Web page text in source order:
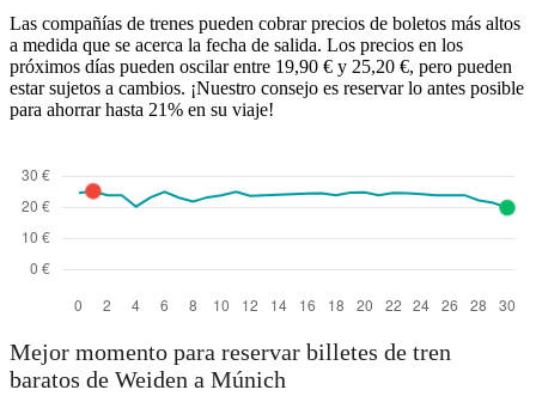
Las compañías de trenes pueden cobrar precios de boletos más altos
a medida que se acerca la fecha de salida. Los precios en los
próximos días pueden oscilar entre 19,90 € y 25,20 €, pero pueden
estar sujetos a cambios. ¡Nuestro consejo es reservar lo antes posible
para ahorrar hasta 21% en su viaje!
Mejor momento para reservar billetes de tren
baratos de Weiden a Múnich